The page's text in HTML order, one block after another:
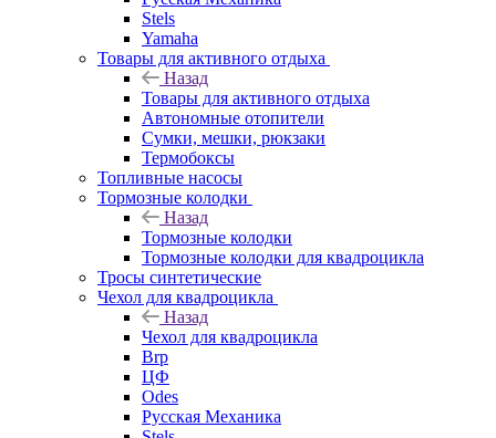
Stels
Yamaha
Товары для активного отдыха
Назад
Товары для активного отдыха
Автономные отопители
Сумки, мешки, рюкзаки
Термобоксы
Топливные насосы
Тормозные колодки
Назад
Тормозные колодки
Тормозные колодки для квадроцикла
Тросы синтетические
Чехол для квадроцикла
Назад
Чехол для квадроцикла
Brp
ЦФ
Odes
Русская Механика